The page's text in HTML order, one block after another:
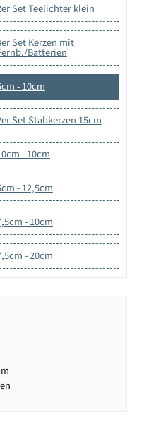
Set Teelichter klein
Set Kerzen mit
Batterien
- 10cm
Set Stabkerzen 15cm
- 10cm
- 12,5cm
- 10cm
- 20cm